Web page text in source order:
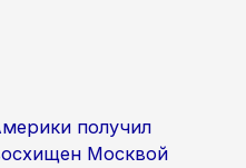
получил
Москвой